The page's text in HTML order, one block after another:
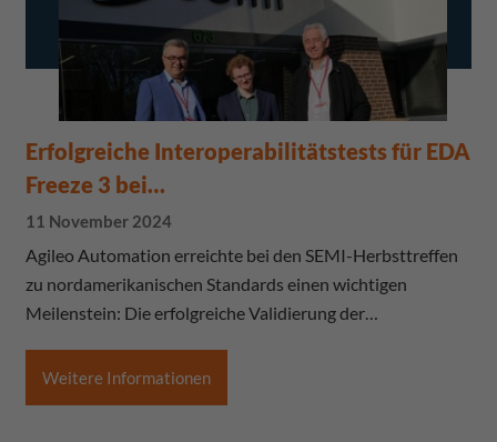
Erfolgreiche Interoperabilitätstests für EDA
Freeze 3 bei…
11 November 2024
Agileo Automation erreichte bei den SEMI-Herbsttreffen
zu nordamerikanischen Standards einen wichtigen
Meilenstein: Die erfolgreiche Validierung der…
Weitere Informationen